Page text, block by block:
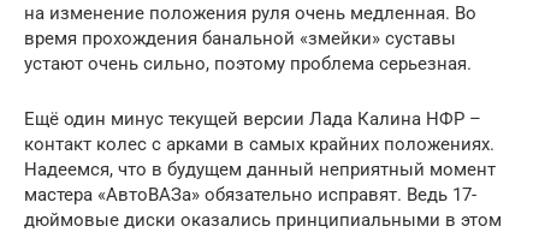
на изменение положения руля очень медленная. Во
время прохождения банальной «змейки» суставы
устают очень сильно, поэтому проблема серьезная.
Ещё один минус текущей версии Лада Калина НФР –
контакт колес с арками в самых крайних положениях.
Надеемся, что в будущем данный неприятный момент
мастера «АвтоВАЗа» обязательно исправят. Ведь 17-
дюймовые диски оказались принципиальными в этом